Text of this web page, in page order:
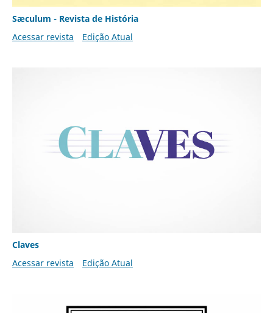
Sæculum - Revista de História
Acessar revista
Edição Atual
Claves
Acessar revista
Edição Atual